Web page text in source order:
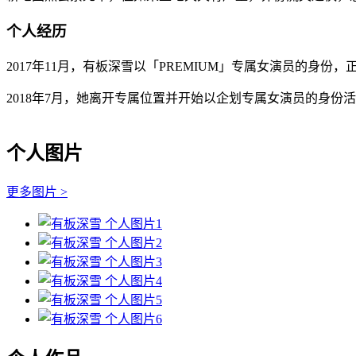
个人经历
2017年11月，有板深雪以「PREMIUM」专属女演员的身份，
2018年7月，她离开专属位置并开始以企划专属女演员的身份活
个人图片
更多图片 >